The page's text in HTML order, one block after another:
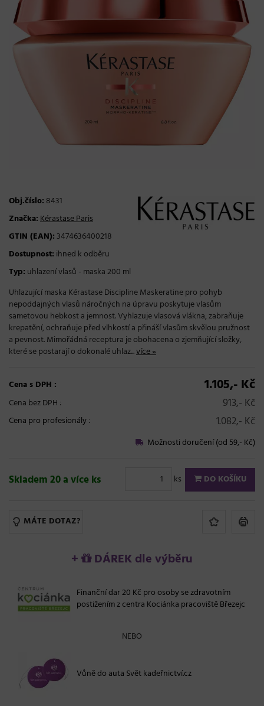
Obj.číslo: 8431
Značka:Kérastase Paris
GTIN (EAN): 3474636400218
Dostupnost: ihned k odběru
Typ: uhlazení vlasů - maska 200 ml
Uhlazující maska Kérastase Discipline Maskeratine pro pohyb
nepoddajných vlasů náročných na úpravu poskytuje vlasům
sametovou hebkost a jemnost. Vyhlazuje vlasová vlákna, zabraňuje
krepatění, ochraňuje před vlhkostí a přináší vlasům skvělou pružnost
a pevnost. Mimořádná receptura je obohacena o zjemňující složky,
které se postarají o dokonalé uhlaz...více »
Cena s DPH : 1.105,- Kč
Cena bez DPH : 913,- Kč
Cena pro profesionály: 1.082,- Kč
Možnosti doručení (od 59,- Kč)
Skladem 20 a více ks ks DO KOŠÍKU
MÁTE DOTAZ?
+ DÁREK dle výběru
Finanční dar 20 Kč pro osoby se zdravotním
postižením z centra Kociánka pracoviště Březejc
NEBO
Vůně do auta Svět kadeřnictví.cz